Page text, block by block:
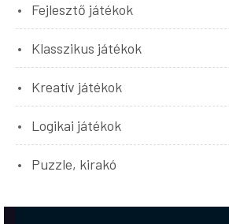
Fejlesztő játékok
Klasszikus játékok
Kreatív játékok
Logikai játékok
Puzzle, kirakó